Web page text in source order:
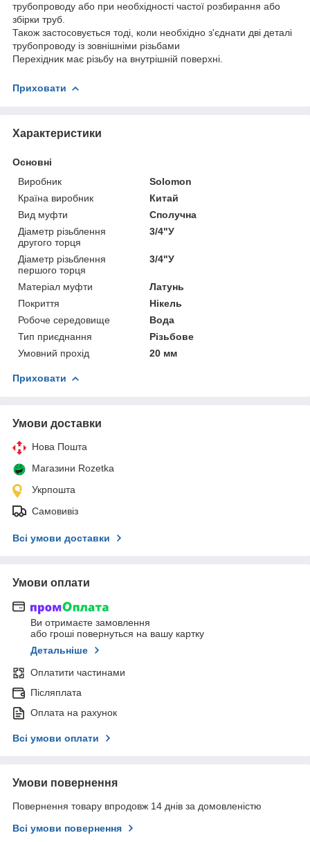
трубопроводу або при необхідності частої розбирання або
збірки труб.
Також застосовується тоді, коли необхідно з'єднати дві деталі
трубопроводу із зовнішніми різьбами
Перехідник має різьбу на внутрішній поверхні.
Приховати
Характеристики
Основні
Виробник
Solomon
Країна виробник
Китай
Вид муфти
Сполучна
Діаметр різьблення
другого торця
3/4"У
Діаметр різьблення
першого торця
3/4"У
Матеріал муфти
Латунь
Покриття
Нікель
Робоче середовище
Вода
Тип приєднання
Різьбове
Умовний прохід
20 мм
Приховати
Умови доставки
Нова Пошта
Магазини Rozetka
Укрпошта
Самовивіз
Всі умови доставки
Умови оплати
Ви отримаєте замовлення
або гроші повернуться на вашу картку
Детальніше
Оплатити частинами
Післяплата
Оплата на рахунок
Всі умови оплати
Умови повернення
Повернення товару впродовж 14 днів за домовленістю
Всі умови повернення